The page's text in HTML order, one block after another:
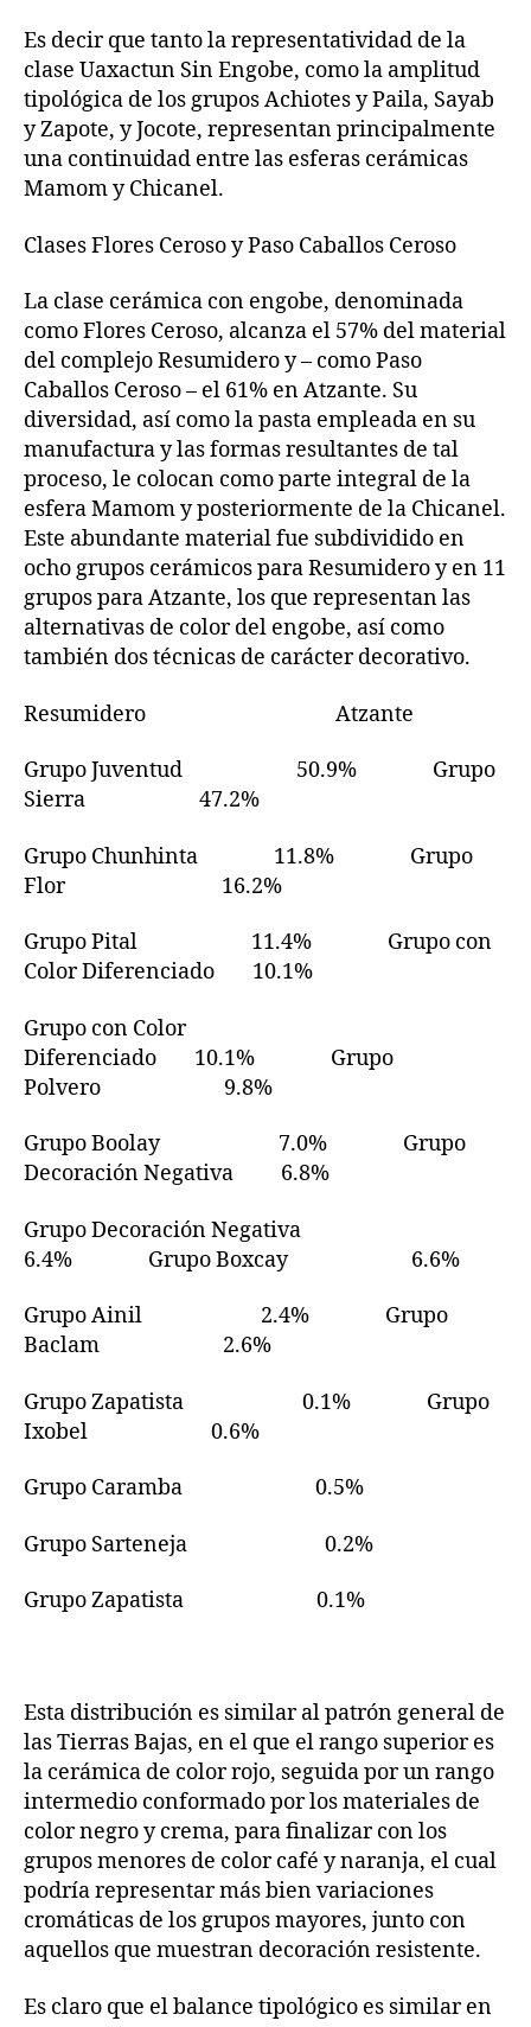
Es decir que tanto la representatividad de la
clase Uaxactun Sin Engobe, como la amplitud
tipológica de los grupos Achiotes y Paila, Sayab
y Zapote, y Jocote, representan principalmente
una continuidad entre las esferas cerámicas
Mamom y Chicanel.
Clases Flores Ceroso y Paso Caballos Ceroso
La clase cerámica con engobe, denominada
como Flores Ceroso, alcanza el 57% del material
del complejo Resumidero y – como Paso
Caballos Ceroso – el 61% en Atzante. Su
diversidad, así como la pasta empleada en su
manufactura y las formas resultantes de tal
proceso, le colocan como parte integral de la
esfera Mamom y posteriormente de la Chicanel.
Este abundante material fue subdividido en
ocho grupos cerámicos para Resumidero y en 11
grupos para Atzante, los que representan las
alternativas de color del engobe, así como
también dos técnicas de carácter decorativo.
Resumidero Atzante
Grupo Juventud 50.9% Grupo
Sierra 47.2%
Grupo Chunhinta 11.8% Grupo
Flor 16.2%
Grupo Pital 11.4% Grupo con
Color Diferenciado 10.1%
Grupo con Color
Diferenciado 10.1% Grupo
Polvero 9.8%
Grupo Boolay 7.0% Grupo
Decoración Negativa 6.8%
Grupo Decoración Negativa
6.4% Grupo Boxcay 6.6%
Grupo Ainil 2.4% Grupo
Baclam 2.6%
Grupo Zapatista 0.1% Grupo
Ixobel 0.6%
Grupo Caramba 0.5%
Grupo Sarteneja 0.2%
Grupo Zapatista 0.1%
Esta distribución es similar al patrón general de
las Tierras Bajas, en el que el rango superior es
la cerámica de color rojo, seguida por un rango
intermedio conformado por los materiales de
color negro y crema, para finalizar con los
grupos menores de color café y naranja, el cual
podría representar más bien variaciones
cromáticas de los grupos mayores, junto con
aquellos que muestran decoración resistente.
Es claro que el balance tipológico es similar en